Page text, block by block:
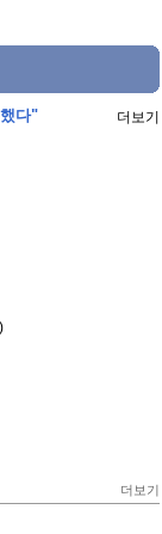
다" 더보기
더보기